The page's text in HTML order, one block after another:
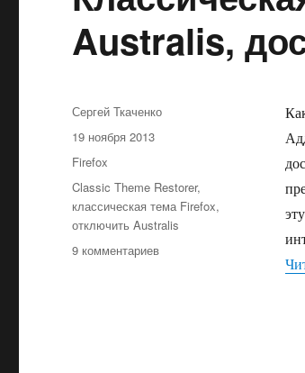
Australis,
Автор
Сергей Ткаченко
Опубликовано
19 ноября 2013
Рубрики
Firefox
Метки
Classic Theme Restorer,
классическая тема Firefox,
отключить Australis
9 комментариевк